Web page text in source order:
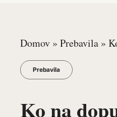
Domov » Prebavila »
Prebavila
Ko na